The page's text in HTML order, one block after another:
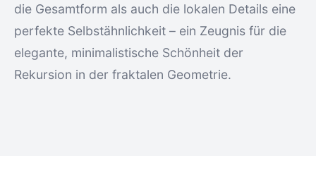
die Gesamtform als auch die lokalen Details eine
perfekte Selbstähnlichkeit – ein Zeugnis für die
elegante, minimalistische Schönheit der
Rekursion in der fraktalen Geometrie.